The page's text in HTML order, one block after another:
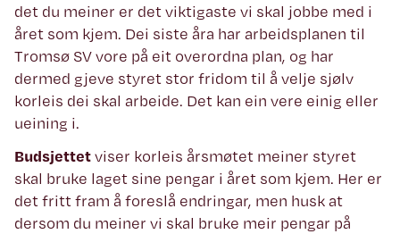
det du meiner er det viktigaste vi skal jobbe med i
året som kjem. Dei siste åra har arbeidsplanen til
Tromsø SV vore på eit overordna plan, og har
dermed gjeve styret stor fridom til å velje sjølv
korleis dei skal arbeide. Det kan ein vere einig eller
ueining i.
Budsjettetviser korleis årsmøtet meiner styret
skal bruke laget sine pengar i året som kjem. Her er
det fritt fram å foreslå endringar, men husk at
dersom du meiner vi skal bruke meir pengar på